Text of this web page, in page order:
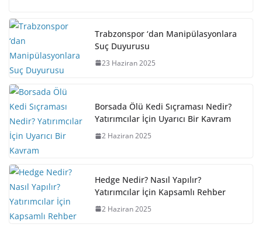
Trabzonspor ‘dan Manipülasyonlara
Suç Duyurusu
23 Haziran 2025
Borsada Ölü Kedi Sıçraması Nedir?
Yatırımcılar İçin Uyarıcı Bir Kavram
2 Haziran 2025
Hedge Nedir? Nasıl Yapılır?
Yatırımcılar İçin Kapsamlı Rehber
2 Haziran 2025